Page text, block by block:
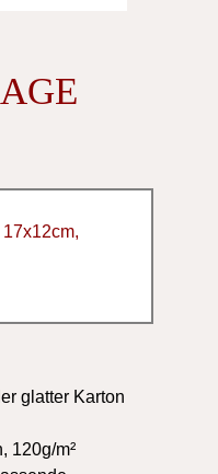
glatter Karton
120g/m²